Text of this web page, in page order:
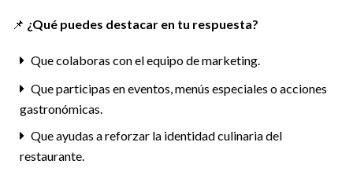
📌 ¿Qué puedes destacar en tu respuesta?
Que colaboras con el equipo de marketing.
Que participas en eventos, menús especiales o acciones
gastronómicas.
Que ayudas a reforzar la identidad culinaria del
restaurante.